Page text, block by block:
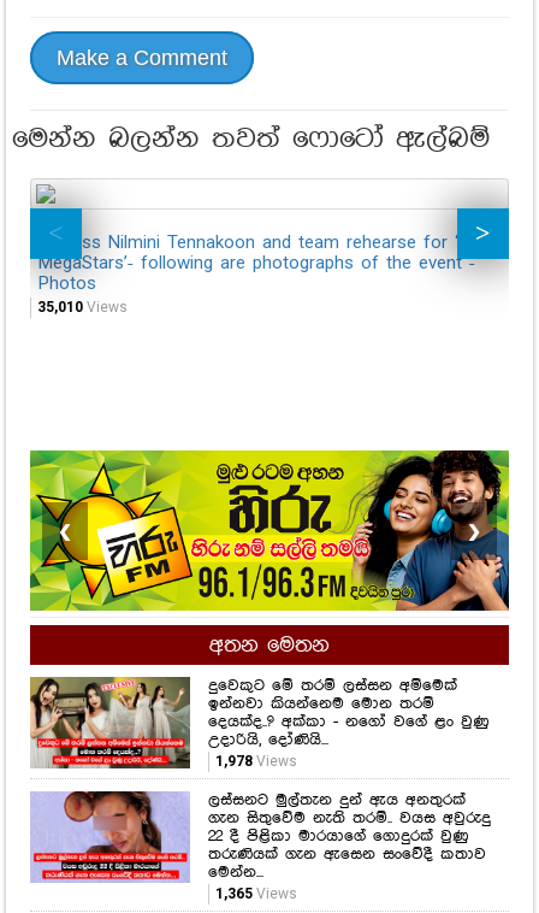
Make a Comment
මෙන්න බලන්න තවත් ෆොටෝ ඇල්බම්
Actress Nilmini Tennakoon and team rehearse for ‘Hiru
MegaStars’- following are photographs of the event -
Photos
35,010 Views
❮ ❯
අතන මෙතන
දුවෙකුට මේ තරම් ලස්සන අම්මෙක්
ඉන්නවා කියන්නෙම මොන තරම්
දෙයක්ද..? අක්කා - නගෝ වගේ ළං වුණු
උදාරියි, දෝණියි...
1,978Views
ලස්සනට මුල්තැන දුන් ඇය අනතුරක්
ගැන සිතුවේම නැති තරම්.. වයස අවුරුදු
22 දී පිළිකා මාරයාගේ ගොදුරක් වුණු
තරුණියක් ගැන ඇසෙන සංවේදී කතාව
මෙන්න...
1,365Views